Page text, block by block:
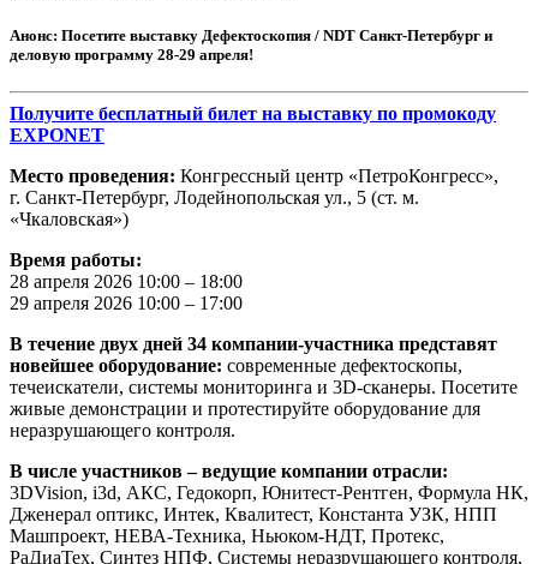
Анонс: Посетите выставку Дефектоскопия / NDT Санкт-Петербург и
деловую программу 28-29 апреля!
Получите бесплатный билет на выставку по промокоду
EXPONET
Место проведения: Конгрессный центр «ПетроКонгресс»,
г. Санкт-Петербург, Лодейнопольская ул., 5 (ст. м.
«Чкаловская»)
Время работы:
28 апреля 2026 10:00 – 18:00
29 апреля 2026 10:00 – 17:00
В течение двух дней 34 компании-участника представят
новейшее оборудование: современные дефектоскопы,
течеискатели, системы мониторинга и 3D-сканеры. Посетите
живые демонстрации и протестируйте оборудование для
неразрушающего контроля.
В числе участников – ведущие компании отрасли:
3DVision, i3d, АКС, Гедокорп, Юнитест-Рентген, Формула НК,
Дженерал оптикс, Интек, Квалитест, Константа УЗК, НПП
Машпроект, НЕВА-Техника, Ньюком-НДТ, Протекс,
РаДиаТех, Синтез НПФ, Системы неразрушающего контроля,